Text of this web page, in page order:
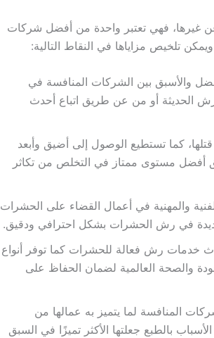
غيرها، فهي تعتبر واحدة من أفضل شركات
تلخيص مزاياها في النقاط التالية:
والأسبق بين الشركات المنافسة في
الحديثة أو من عن طريق اتباع أحدث
كما تستطيع الوصول إلى أضيق وأبعد
أفضل مستوى ممتاز في التخلص من تكاثر
والمهنية في أعمال القضاء على الحشرات
في رش الحشرات بشكل احترافي ودقيق.
خدمات رش فعالة للحشرات كما توفر أنواع
والصحة العالمية لضمان الحفاظ على
المنافسة لما يتميز به عمالها من
بالطبع جعلتها الأكثر تميزًا في السبق